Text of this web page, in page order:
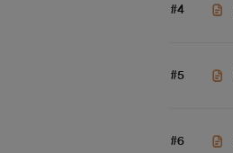
#4
#5
#6